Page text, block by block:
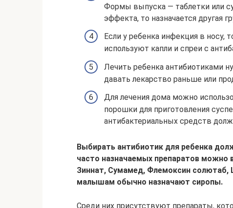
Формы выпуска — таблетки или
эффекта, то назначается другая
Если у ребенка инфекция в
используют капли и спреи с
Лечить ребенка антибиотиками
давать лекарство раньше или
Для лечения дома можно
порошки для приготовления
антибактериальных средств
Выбирать антибиотик для ребенка
часто назначаемых препаратов
Зиннат, Сумамед, Флемоксин солютаб,
малышам обычно назначают сиропы.
Среди них присутствуют препараты,